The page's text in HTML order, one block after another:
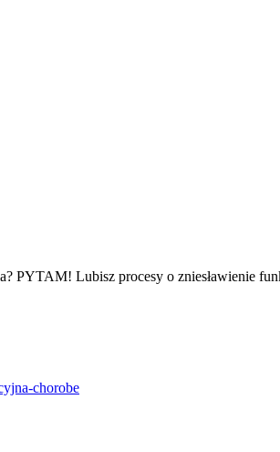
Lubisz procesy o zniesławienie
chorobe